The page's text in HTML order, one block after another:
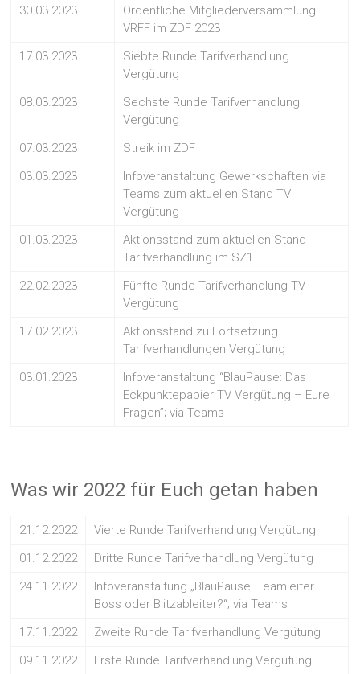
30.03.2023
Ordentliche Mitgliederversammlung
VRFF im ZDF 2023
17.03.2023
Siebte Runde Tarifverhandlung
Vergütung
08.03.2023
Sechste Runde Tarifverhandlung
Vergütung
07.03.2023
Streik im ZDF
03.03.2023
Infoveranstaltung Gewerkschaften via
Teams zum aktuellen Stand TV
Vergütung
01.03.2023
Aktionsstand zum aktuellen Stand
Tarifverhandlung im SZ1
22.02.2023
Fünfte Runde Tarifverhandlung TV
Vergütung
17.02.2023
Aktionsstand zu Fortsetzung
Tarifverhandlungen Vergütung
03.01.2023
Infoveranstaltung “BlauPause: Das
Eckpunktepapier TV Vergütung – Eure
Fragen”; via Teams
Was wir 2022 für Euch getan haben
21.12.2022
Vierte Runde Tarifverhandlung Vergütung
01.12.2022
Dritte Runde Tarifverhandlung Vergütung
24.11.2022
Infoveranstaltung „BlauPause: Teamleiter –
Boss oder Blitzableiter?“; via Teams
17.11.2022
Zweite Runde Tarifverhandlung Vergütung
09.11.2022
Erste Runde Tarifverhandlung Vergütung